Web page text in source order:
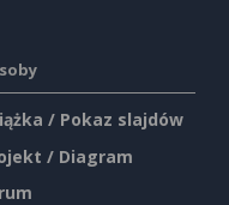
/ Pokaz slajdów
/ Diagram